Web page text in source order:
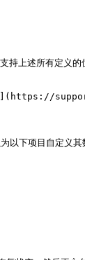
所有定义的位
储位置
以下项目自定义其